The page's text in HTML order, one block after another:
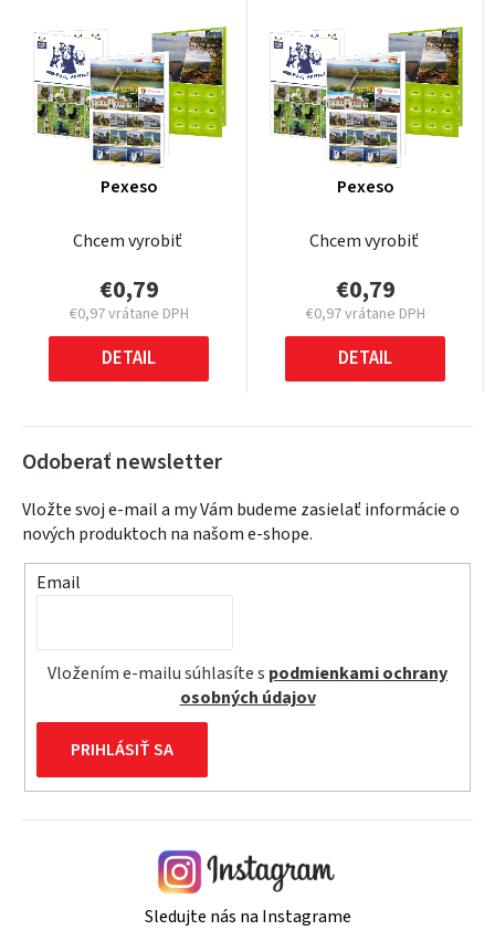
Pexeso
Chcem vyrobiť
€0,79
€0,97 vrátane DPH
Jednotková
cena:
DETAIL
Pexeso
Chcem vyrobiť
€0,79
€0,97 vrátane DPH
Jednotková
cena:
DETAIL
Odoberať newsletter
Vložte svoj e-mail a my Vám budeme zasielať informácie o
nových produktoch na našom e-shope.
Email
Vložením e-mailu súhlasíte s podmienkami ochrany
osobných údajov
PRIHLÁSIŤ SA
Sledujte nás na Instagrame